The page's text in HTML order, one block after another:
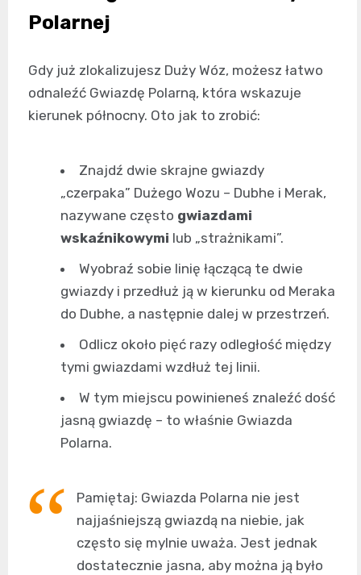
Polarnej
Gdy już zlokalizujesz Duży Wóz, możesz łatwo
odnaleźć Gwiazdę Polarną, która wskazuje
kierunek północny. Oto jak to zrobić:
Znajdź dwie skrajne gwiazdy
„czerpaka” Dużego Wozu – Dubhe i Merak,
nazywane często gwiazdami
wskaźnikowymi lub „strażnikami”.
Wyobraź sobie linię łączącą te dwie
gwiazdy i przedłuż ją w kierunku od Meraka
do Dubhe, a następnie dalej w przestrzeń.
Odlicz około pięć razy odległość między
tymi gwiazdami wzdłuż tej linii.
W tym miejscu powinieneś znaleźć dość
jasną gwiazdę – to właśnie Gwiazda
Polarna.
Pamiętaj: Gwiazda Polarna nie jest
najjaśniejszą gwiazdą na niebie, jak
często się mylnie uważa. Jest jednak
dostatecznie jasna, aby można ją było